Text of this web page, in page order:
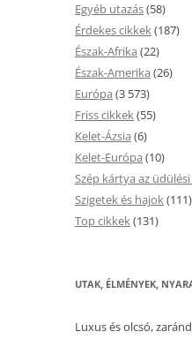
Egyéb utazás(58)
Érdekes cikkek(187)
Észak-Afrika (22)
Észak-Amerika (26)
Európa (3 573)
Friss cikkek(55)
Kelet-Ázsia (6)
Kelet-Európa (10)
Szép kártya az
Szigetek és hajok(111)
Top cikkek(131)
UTAK, ÉLMÉNYEK,
Luxus és olcsó,